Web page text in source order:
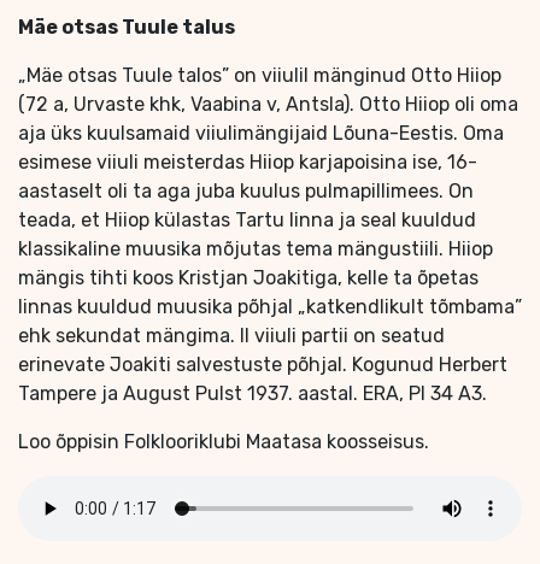
Mäe otsas Tuule talus
„Mäe otsas Tuule talos” on viiulil mänginud Otto Hiiop
(72 a, Urvaste khk, Vaabina v, Antsla). Otto Hiiop oli oma
aja üks kuulsamaid viiulimängijaid Lõuna-Eestis. Oma
esimese viiuli meisterdas Hiiop karjapoisina ise, 16-
aastaselt oli ta aga juba kuulus pulmapillimees. On
teada, et Hiiop külastas Tartu linna ja seal kuuldud
klassikaline muusika mõjutas tema mängustiili. Hiiop
mängis tihti koos Kristjan Joakitiga, kelle ta õpetas
linnas kuuldud muusika põhjal „katkendlikult tõmbama”
ehk sekundat mängima. II viiuli partii on seatud
erinevate Joakiti salvestuste põhjal. Kogunud Herbert
Tampere ja August Pulst 1937. aastal. ERA, Pl 34 A3.
Loo õppisin Folklooriklubi Maatasa koosseisus.